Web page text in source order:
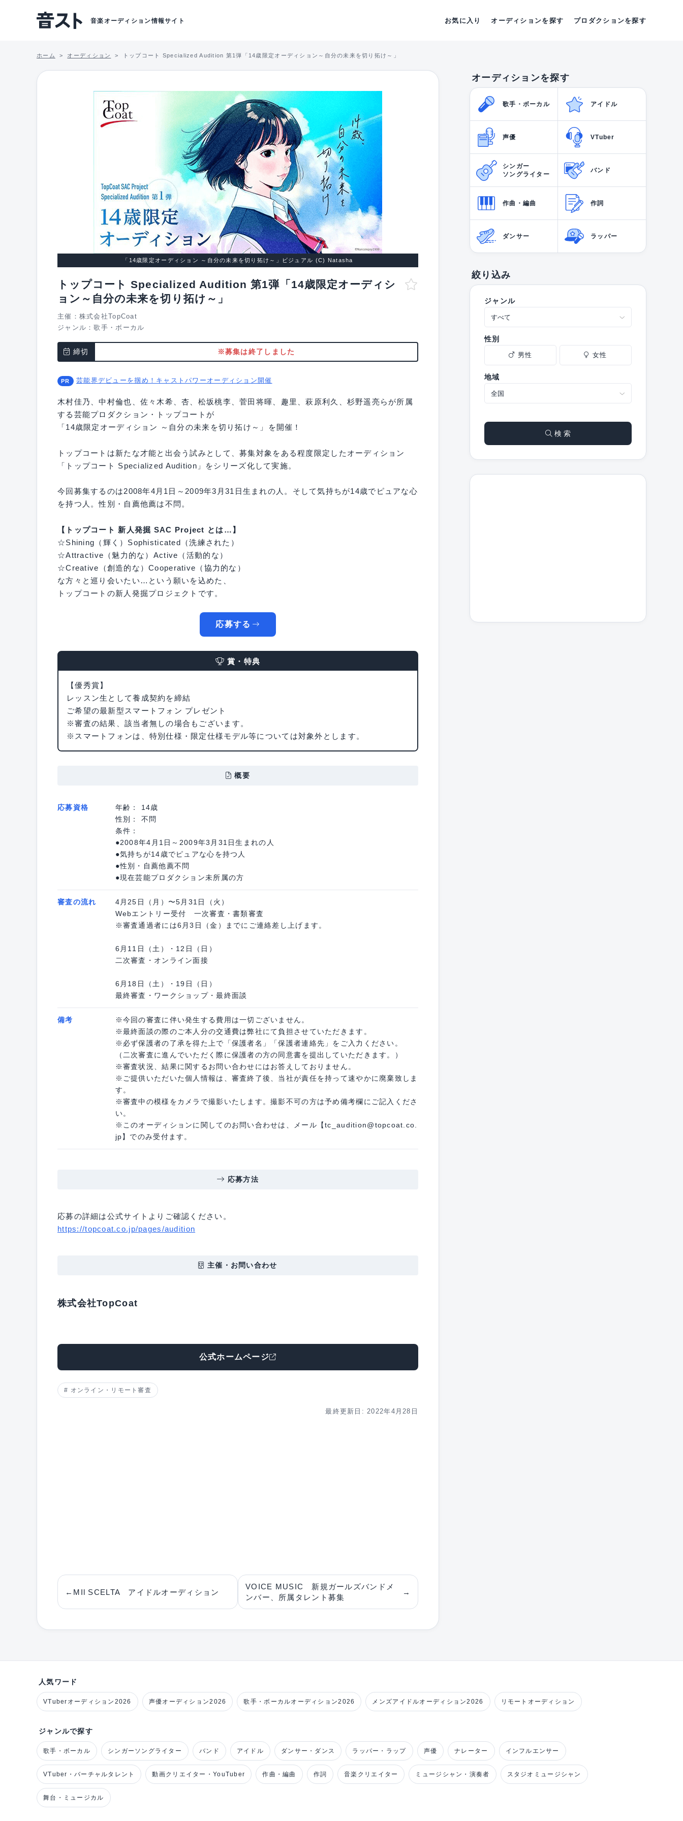
音楽オーディション情報サイト お気に入り オーディションを探す プロダクションを探す
ホーム オーディション トップコート Specialized Audition 第1弾「14歳限定オーディション～自分の未来を切り拓け～」
「14歳限定オーディション ～自分の未来を切り拓け～」ビジュアル (C) Natasha
トップコート Specialized Audition 第1弾「14歳限定オーディシ
ョン～自分の未来を切り拓け～」
主催：株式会社TopCoat
ジャンル：歌手・ボーカル
締切 ※募集は終了しました
芸能界デビューを掴め！キャストパワーオーディション開催
木村佳乃、中村倫也、佐々木希、杏、松坂桃李、菅田将暉、趣里、萩原利久、杉野遥亮らが所属
する芸能プロダクション・トップコートが
「14歳限定オーディション ～自分の未来を切り拓け～」を開催！
トップコートは新たな才能と出会う試みとして、募集対象をある程度限定したオーディション
「トップコート Specialized Audition」をシリーズ化して実施。
今回募集するのは2008年4月1日～2009年3月31日生まれの人。そして気持ちが14歳でピュアな心
を持つ人。性別・自薦他薦は不問。
【トップコート 新人発掘 SAC Project とは…】
☆Shining（輝く）Sophisticated（洗練された）
☆Attractive（魅力的な）Active（活動的な）
☆Creative（創造的な）Cooperative（協力的な）
な方々と巡り会いたい…という願いを込めた、
トップコートの新人発掘プロジェクトです。
応募する
賞・特典
【優秀賞】
レッスン生として養成契約を締結
ご希望の最新型スマートフォン プレゼント
※審査の結果、該当者無しの場合もございます。
※スマートフォンは、特別仕様・限定仕様モデル等については対象外とします。
概要
応募資格
年齢： 14歳
性別： 不問
条件：
●2008年4月1日～2009年3月31日生まれの人
●気持ちが14歳でピュアな心を持つ人
●性別・自薦他薦不問
●現在芸能プロダクション未所属の方
審査の流れ
4月25日（月）〜5月31日（火）
Webエントリー受付 一次審査・書類審査
※審査通過者には6月3日（金）までにご連絡差し上げます。
6月11日（土）・12日（日）
二次審査・オンライン面接
6月18日（土）・19日（日）
最終審査・ワークショップ・最終面談
備考
※今回の審査に伴い発生する費用は一切ございません。
※最終面談の際のご本人分の交通費は弊社にて負担させていただきます。
※必ず保護者の了承を得た上で「保護者名」「保護者連絡先」をご入力ください。
（二次審査に進んでいただく際に保護者の方の同意書を提出していただきます。）
※審査状況、結果に関するお問い合わせにはお答えしておりません。
※ご提供いただいた個人情報は、審査終了後、当社が責任を持って速やかに廃棄致しま
す。
※審査中の模様をカメラで撮影いたします。撮影不可の方は予め備考欄にご記入くださ
い。
※このオーディションに関してのお問い合わせは、メール【tc_audition@topcoat.co.
jp】でのみ受付ます。
応募方法
応募の詳細は公式サイトよりご確認ください。
https://topcoat.co.jp/pages/audition
主催・お問い合わせ
株式会社TopCoat
公式ホームページ
オンライン・リモート審査
最終更新日: 2022年4月28日
← MIl SCELTA アイドルオーディション
VOICE MUSIC 新規ガールズバンドメ
ンバー、所属タレント募集
→
オーディションを探す
歌手・ボーカル アイドル
声優 VTuber
シンガー
ソングライター
バンド
作曲・編曲 作詞
ダンサー ラッパー
絞り込み
ジャンル
性別
男性 女性
地域
検 索
人気ワード
VTuberオーディション2026 声優オーディション2026 歌手・ボーカルオーディション2026 メンズアイドルオーディション2026 リモートオーディション
ジャンルで探す
歌手・ボーカル シンガーソングライター バンド アイドル ダンサー・ダンス ラッパー・ラップ 声優 ナレーター インフルエンサー
VTuber・バーチャルタレント 動画クリエイター・YouTuber 作曲・編曲 作詞 音楽クリエイター ミュージシャン・演奏者 スタジオミュージシャン
舞台・ミュージカル